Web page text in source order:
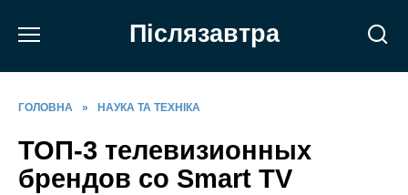
Післязавтра
ГОЛОВНА » НАУКА ТА ТЕХНІКА
ТОП-3 телевизионных
брендов со Smart TV